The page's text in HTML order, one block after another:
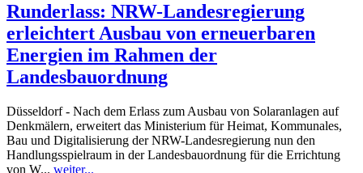
Runderlass: NRW-Landesregierung
erleichtert Ausbau von erneuerbaren
Energien im Rahmen der
Landesbauordnung
Düsseldorf - Nach dem Erlass zum Ausbau von Solaranlagen auf
Denkmälern, erweitert das Ministerium für Heimat, Kommunales,
Bau und Digitalisierung der NRW-Landesregierung nun den
Handlungsspielraum in der Landesbauordnung für die Errichtung
von W... weiter...